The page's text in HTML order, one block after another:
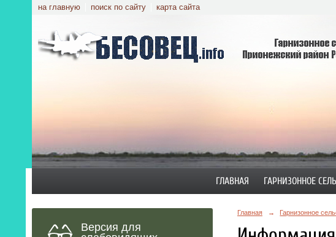
на главную поиск по сайту карта сайта
ГЛАВНАЯ ГАРНИЗОННОЕ
Версия для
Главная → Гарнизонное